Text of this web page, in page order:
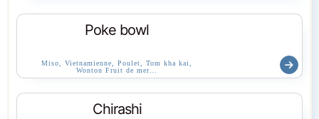
Poke bowl
Miso, Vietnamienne, Poulet, Tom kha kai,
Wonton Fruit de mer…
Chirashi